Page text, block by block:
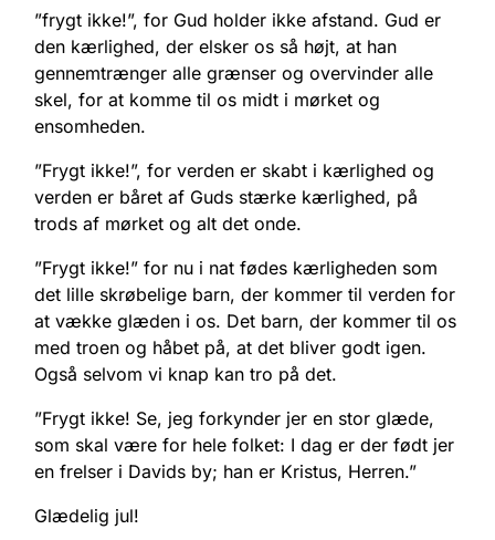
”frygt ikke!”, for Gud holder ikke afstand. Gud er
den kærlighed, der elsker os så højt, at han
gennemtrænger alle grænser og overvinder alle
skel, for at komme til os midt i mørket og
ensomheden.
”Frygt ikke!”, for verden er skabt i kærlighed og
verden er båret af Guds stærke kærlighed, på
trods af mørket og alt det onde.
”Frygt ikke!” for nu i nat fødes kærligheden som
det lille skrøbelige barn, der kommer til verden for
at vække glæden i os. Det barn, der kommer til os
med troen og håbet på, at det bliver godt igen.
Også selvom vi knap kan tro på det.
”Frygt ikke! Se, jeg forkynder jer en stor glæde,
som skal være for hele folket: I dag er der født jer
en frelser i Davids by; han er Kristus, Herren.”
Glædelig jul!